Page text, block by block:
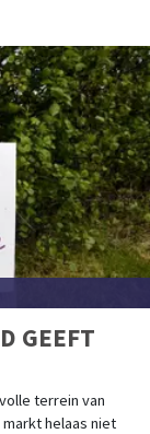
GEEFT
terrein van
markt helaas niet